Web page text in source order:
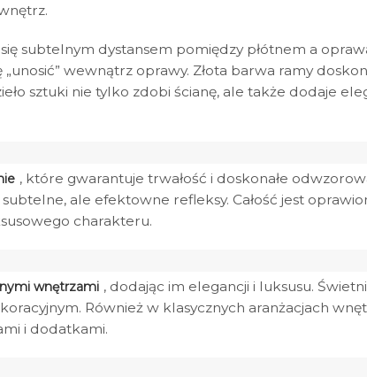
subtelnym dystansem pomiędzy płótnem a
wewnątrz oprawy. Złota barwa ramy
sztuki nie tylko zdobi ścianę, ale także dodaje
, które gwarantuje trwałość i doskonałe
ale efektowne refleksy. Całość jest
charakteru.
wnętrzami , dodając im elegancji i luksusu.
Również w klasycznych aranżacjach
i dodatkami.